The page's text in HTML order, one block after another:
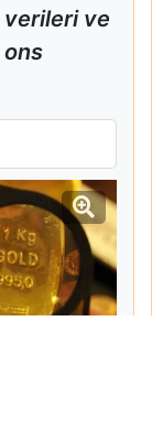
verileri ve
ons
Düşürdü